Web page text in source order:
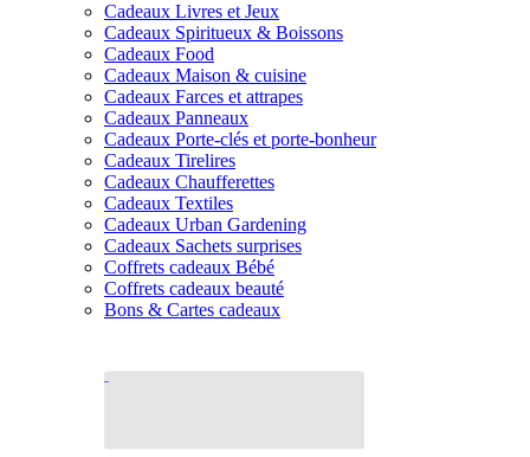
Cadeaux Livres et Jeux
Cadeaux Spiritueux & Boissons
Cadeaux Food
Cadeaux Maison & cuisine
Cadeaux Farces et attrapes
Cadeaux Panneaux
Cadeaux Porte-clés et porte-bonheur
Cadeaux Tirelires
Cadeaux Chaufferettes
Cadeaux Textiles
Cadeaux Urban Gardening
Cadeaux Sachets surprises
Coffrets cadeaux Bébé
Coffrets cadeaux beauté
Bons & Cartes cadeaux